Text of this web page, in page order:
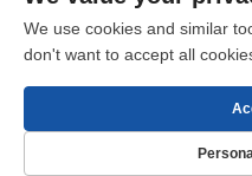
Всички права
REFRIGERATION
We use cookies and similar
don't want to accept all